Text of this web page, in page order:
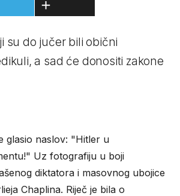
su do jučer bili obični
a sad će donositi zakone
glasio naslov: "Hitler u
Uz fotografiju u boji
diktatora i masovnog ubojice
Chaplina. Riječ je bila o